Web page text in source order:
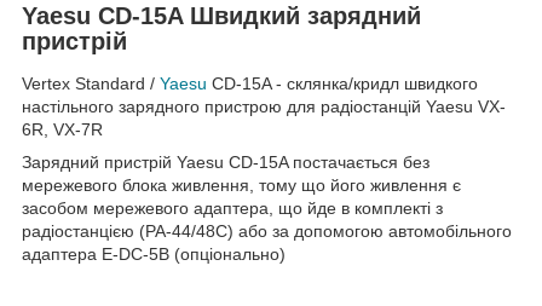
Yaesu CD-15A Швидкий зарядний
пристрій
Vertex Standard / Yaesu CD-15A- склянка/кридл швидкого
настільного зарядного пристрою для радіостанцій Yaesu VX-
6R, VX-7R
Зарядний пристрій Yaesu CD-15Aпостачається без
мережевого блока живлення, тому що його живлення є
засобом мережевого адаптера, що йде в комплекті з
радіостанцією (PA-44/48C) або за допомогою автомобільного
адаптера E-DC-5B (опціонально)